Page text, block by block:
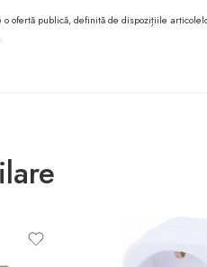
publică, definită de dispozițiile